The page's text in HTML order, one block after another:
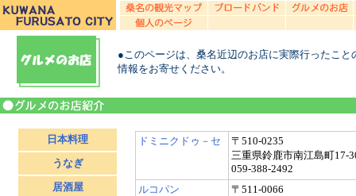
●このページは、桑名近辺のお店に実際行ったこ
情報をお寄せください。
日本料理
うなぎ
居酒屋
ドミニクドゥ－セ
〒510-0235
三重県鈴鹿市南江島町17-
059-388-2492
ルコパン
〒511-0066